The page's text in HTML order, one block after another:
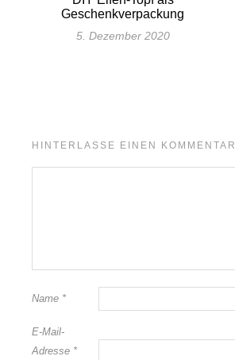
Geschenkverpackung
5. Dezember 2020
HINTERLASSE EINEN KOMMENTAR
Name *
E-Mail-
Adresse *